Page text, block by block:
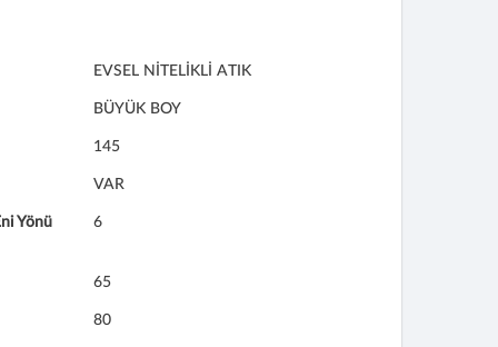
EVSEL NİTELİKLİ ATIK
BÜYÜK BOY
145
VAR
Yönü 6
65
80